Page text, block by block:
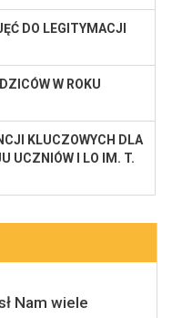
DO LEGITYMACJI
W ROKU
KLUCZOWYCH DLA
UCZNIÓW I LO IM. T.
Nam wiele